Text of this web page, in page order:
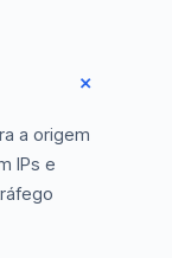
a origem
IPs e